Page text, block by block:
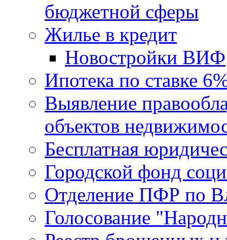
бюджетной сферы
Жилье в кредит
Новостройки ВИФ
Ипотека по ставке
Выявление
объектов
Бесплатная
Городской фонд
Отделение ПФР по
Голосование